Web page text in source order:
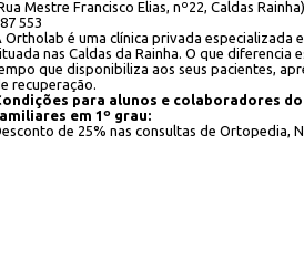
Mestre Francisco Elias, nº22, Caldas
553
Ortholab é uma clínica privada especializada
nas Caldas da Rainha. O que diferencia
que disponibiliza aos seus pacientes,
recuperação.
para alunos e colaboradores
em 1º grau:
de 25% nas consultas de Ortopedia,